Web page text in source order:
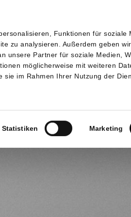
Funktionen für soziale
zu analysieren. Außerdem geben wir
unsere Partner für soziale Medien,
möglicherweise mit weiteren
sie im Rahmen Ihrer Nutzung der
Statistiken Marketing
Schuhtechnik Reha